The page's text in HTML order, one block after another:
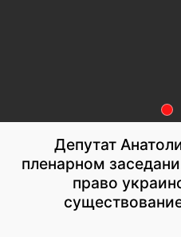
Депутат
пленарном
право